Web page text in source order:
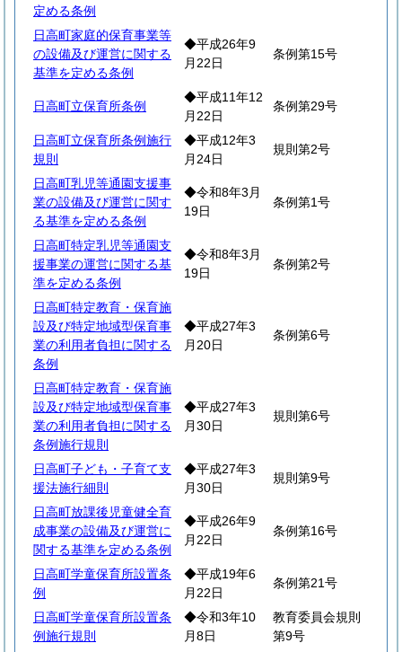
定める条例
日高町家庭的保育事業等
の設備及び運営に関する
基準を定める条例
◆平成26年9
月22日
条例第15号
日高町立保育所条例
◆平成11年12
月22日
条例第29号
日高町立保育所条例施行
規則
◆平成12年3
月24日
規則第2号
日高町乳児等通園支援事
業の設備及び運営に関す
る基準を定める条例
◆令和8年3月
19日
条例第1号
日高町特定乳児等通園支
援事業の運営に関する基
準を定める条例
◆令和8年3月
19日
条例第2号
日高町特定教育・保育施
設及び特定地域型保育事
業の利用者負担に関する
条例
◆平成27年3
月20日
条例第6号
日高町特定教育・保育施
設及び特定地域型保育事
業の利用者負担に関する
条例施行規則
◆平成27年3
月30日
規則第6号
日高町子ども・子育て支
援法施行細則
◆平成27年3
月30日
規則第9号
日高町放課後児童健全育
成事業の設備及び運営に
関する基準を定める条例
◆平成26年9
月22日
条例第16号
日高町学童保育所設置条
例
◆平成19年6
月22日
条例第21号
日高町学童保育所設置条
例施行規則
◆令和3年10
月8日
教育委員会規則
第9号